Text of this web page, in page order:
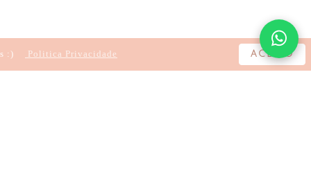
:) Politica Privacidade ACEITO